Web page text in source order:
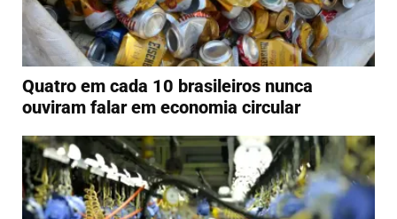
Quatro em cada 10 brasileiros nunca
ouviram falar em economia circular